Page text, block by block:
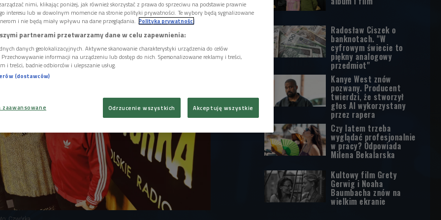
z naszego ostatniego krążka
romantyczne kompozycje z
- zapowiada Bela Komoszyńska z
Radosław Ciszek o
banknotach. "W
cyfrowym świecie to
piękny analogowy
przedmiot"
Kanye West znów
pozwany. Producent
twierdzi, że stworzył
głos AI wykorzystany
przez rapera
Czy latem trzeba
wyglądać profesjonalnie
w pracy? Odpowiada
Milena Bekalarska
Kultowy film Grety
Gerwig i Noaha
Baumbacha znów na
wielkim ekranie
nimi, klikając poniżej, jak również skorzystać z prawa do sprzeciwu na podstawie prawnie
interesu lub w dowolnym momencie na stronie polityki prywatności. Te wybory będą sygnalizowane
i nie będą miały wpływu na dane przeglądania. Polityka prywatności
partnerami przetwarzamy dane w celu zapewnienia:
danych geolokalizacyjnych. Aktywne skanowanie charakterystyki urządzenia do celów
informacji na urządzeniu lub dostęp do nich. Spersonalizowane reklamy i treści,
i treści, badnie odbiorców i ulepszanie usług.
(dostawców)
Odrzucenie wszystkich Akceptuję wszystkie